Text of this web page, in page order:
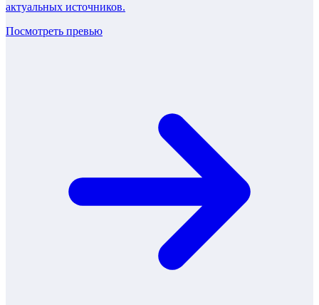
актуальных источников.
Посмотреть превью